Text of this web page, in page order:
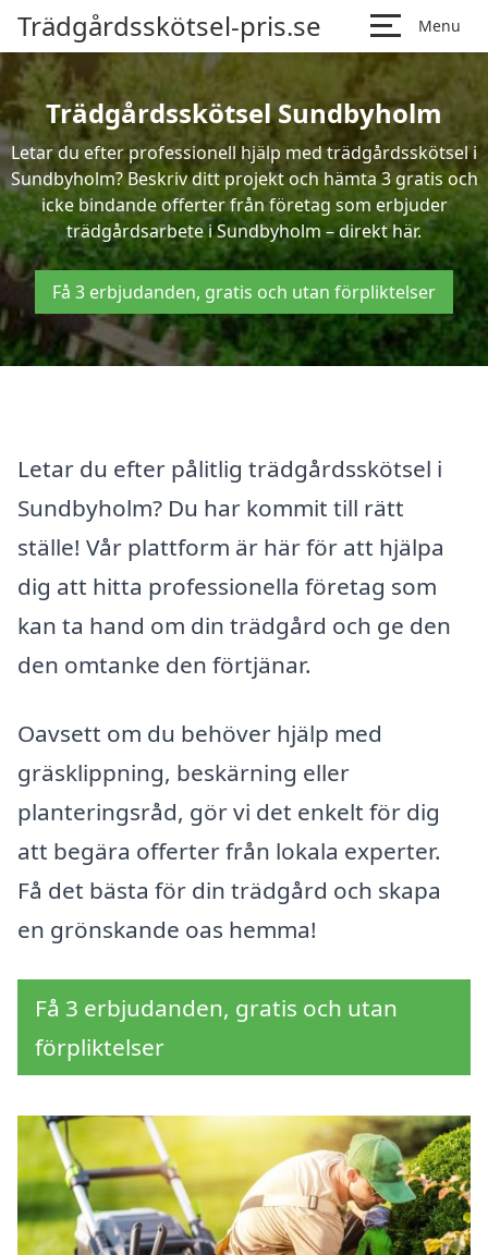
Trädgårdsskötsel-pris.se Menu
Trädgårdsskötsel Sundbyholm
Letar du efter professionell hjälp med trädgårdsskötsel i
Sundbyholm? Beskriv ditt projekt och hämta 3 gratis och
icke bindande offerter från företag som erbjuder
trädgårdsarbete i Sundbyholm – direkt här.
Få 3 erbjudanden, gratis och utan förpliktelser
Letar du efter pålitlig trädgårdsskötsel i
Sundbyholm? Du har kommit till rätt
ställe! Vår plattform är här för att hjälpa
dig att hitta professionella företag som
kan ta hand om din trädgård och ge den
den omtanke den förtjänar.
Oavsett om du behöver hjälp med
gräsklippning, beskärning eller
planteringsråd, gör vi det enkelt för dig
att begära offerter från lokala experter.
Få det bästa för din trädgård och skapa
en grönskande oas hemma!
Få 3 erbjudanden, gratis och utan
förpliktelser